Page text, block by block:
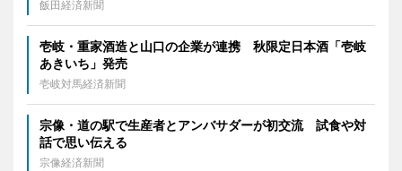
飯田経済新聞
壱岐・重家酒造と山口の企業が連携 秋限定日本酒「壱岐
あきいち」発売
壱岐対馬経済新聞
宗像・道の駅で生産者とアンバサダーが初交流 試食や対
話で思い伝える
宗像経済新聞